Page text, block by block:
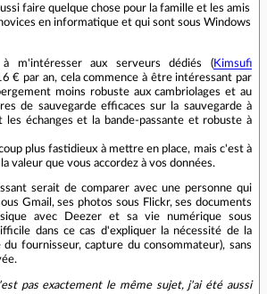
faire quelque chose pour la famille et les amis
en informatique et qui sont sous Windows
à m'intéresser aux serveurs dédiés (Kimsufi
€ par an, cela commence à être intéressant par
moins robuste aux cambriolages et au
de sauvegarde efficaces sur la sauvegarde à
les échanges et la bande-passante et robuste à
plus fastidieux à mettre en place, mais c'est à
valeur que vous accordez à vos données.
serait de comparer avec une personne qui
Gmail, ses photos sous Flickr, ses documents
avec Deezer et sa vie numérique sous
dans ce cas d'expliquer la nécessité de la
du fournisseur, capture du consommateur), sans
pas exactement le même sujet, j'ai été aussi